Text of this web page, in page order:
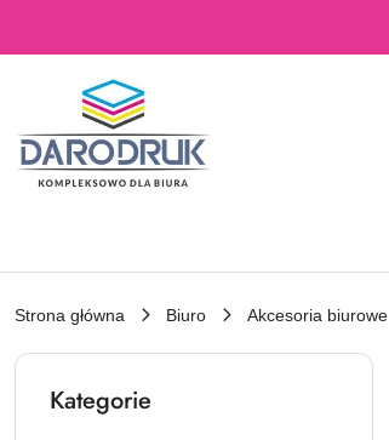
Strona główna Biuro Akcesoria biurowe
Kategorie